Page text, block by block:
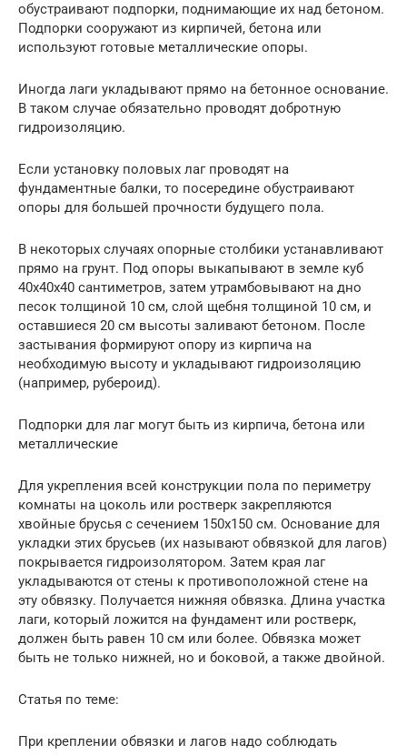
обустраивают подпорки, поднимающие их над бетоном.
Подпорки сооружают из кирпичей, бетона или
используют готовые металлические опоры.
Иногда лаги укладывают прямо на бетонное основание.
В таком случае обязательно проводят добротную
гидроизоляцию.
Если установку половых лаг проводят на
фундаментные балки, то посередине обустраивают
опоры для большей прочности будущего пола.
В некоторых случаях опорные столбики устанавливают
прямо на грунт. Под опоры выкапывают в земле куб
40х40х40 сантиметров, затем утрамбовывают на дно
песок толщиной 10 см, слой щебня толщиной 10 см, и
оставшиеся 20 см высоты заливают бетоном. После
застывания формируют опору из кирпича на
необходимую высоту и укладывают гидроизоляцию
(например, рубероид).
Подпорки для лаг могут быть из кирпича, бетона или
металлические
Для укрепления всей конструкции пола по периметру
комнаты на цоколь или ростверк закрепляются
хвойные брусья с сечением 150х150 см. Основание для
укладки этих брусьев (их называют обвязкой для лагов)
покрывается гидроизолятором. Затем края лаг
укладываются от стены к противоположной стене на
эту обвязку. Получается нижняя обвязка. Длина участка
лаги, который ложится на фундамент или ростверк,
должен быть равен 10 см или более. Обвязка может
быть не только нижней, но и боковой, а также двойной.
Статья по теме:
При креплении обвязки и лагов надо соблюдать